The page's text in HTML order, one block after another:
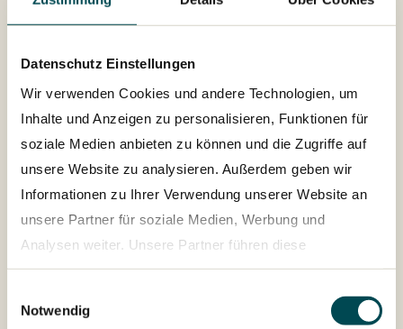
Datenschutz Einstellungen
Wir verwenden Cookies und andere Technologien, um
Inhalte und Anzeigen zu personalisieren, Funktionen für
soziale Medien anbieten zu können und die Zugriffe auf
unsere Website zu analysieren. Außerdem geben wir
Informationen zu Ihrer Verwendung unserer Website an
unsere Partner für soziale Medien, Werbung und
Analysen weiter. Unsere Partner führen diese
Informationen möglicherweise mit weiteren Daten
zusammen, die Sie ihnen bereitgestellt haben oder die
sie im Rahmen Ihrer Nutzung der Dienste gesammelt
Notwendig